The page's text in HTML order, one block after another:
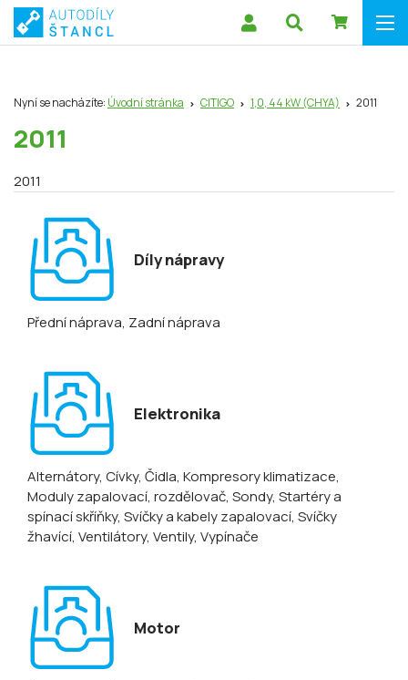
Nyní se nacházíte: Úvodní stránka CITIGO 1,0, 44 kW (CHYA) 2011
2011
2011
Díly nápravy
Přední náprava, Zadní náprava
Elektronika
Alternátory, Cívky, Čidla, Kompresory klimatizace,
Moduly zapalovací, rozdělovač, Sondy, Startéry a
spínací skříňky, Svíčky a kabely zapalovací, Svíčky
žhavící, Ventilátory, Ventily, Vypínače
Motor